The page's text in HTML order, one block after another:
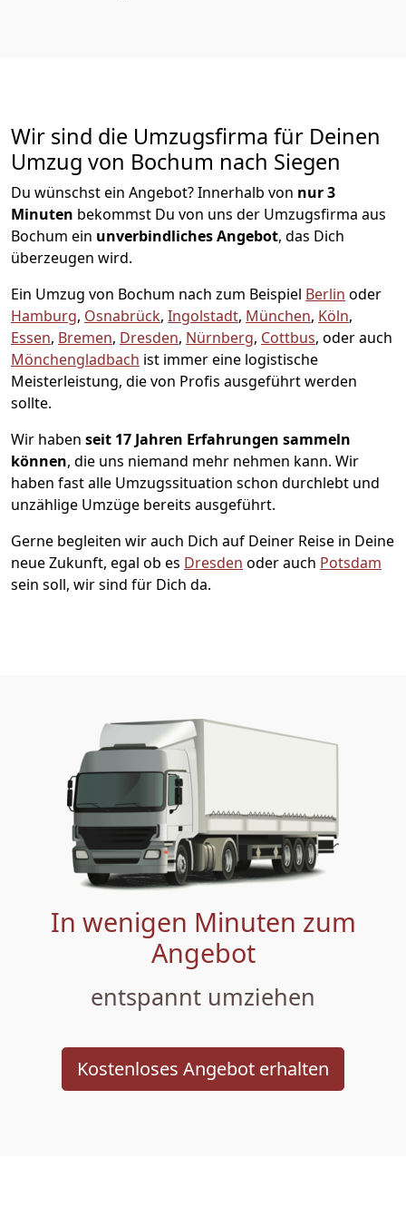
Wir sind die Umzugsfirma für Deinen
Umzug von Bochum nach Siegen
Du wünschst ein Angebot? Innerhalb von nur 3
Minuten bekommst Du von uns der Umzugsfirma aus
Bochum ein unverbindliches Angebot, das Dich
überzeugen wird.
Ein Umzug von Bochum nach zum Beispiel Berlin oder
Hamburg, Osnabrück, Ingolstadt, München, Köln,
Essen, Bremen, Dresden, Nürnberg, Cottbus, oder auch
Mönchen­gladbach ist immer eine logistische
Meisterleistung, die von Profis ausgeführt werden
sollte.
Wir haben seit 17 Jahren Erfahrungen sammeln
können, die uns niemand mehr nehmen kann. Wir
haben fast alle Umzugssituation schon durchlebt und
unzählige Umzüge bereits ausgeführt.
Gerne begleiten wir auch Dich auf Deiner Reise in Deine
neue Zukunft, egal ob es Dresden oder auch Potsdam
sein soll, wir sind für Dich da.
In wenigen Minuten zum
Angebot
entspannt umziehen
Kostenloses Angebot erhalten